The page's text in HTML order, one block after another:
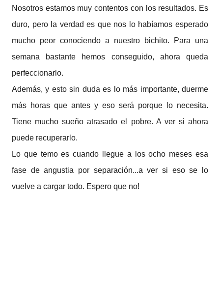
Nosotros estamos muy contentos con los resultados. Es
duro, pero la verdad es que nos lo habíamos esperado
mucho peor conociendo a nuestro bichito. Para una
semana bastante hemos conseguido, ahora queda
perfeccionarlo.
Además, y esto sin duda es lo más importante, duerme
más horas que antes y eso será porque lo necesita.
Tiene mucho sueño atrasado el pobre. A ver si ahora
puede recuperarlo.
Lo que temo es cuando llegue a los ocho meses esa
fase de angustia por separación...a ver si eso se lo
vuelve a cargar todo. Espero que no!